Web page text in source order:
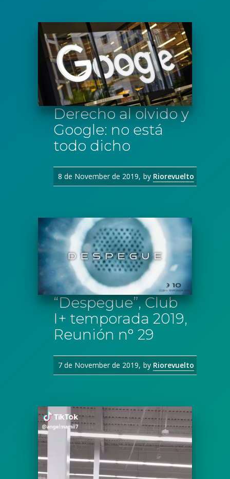
Derecho al olvido y
Google: no está
todo dicho
8 de November de 2019 by Riorevuelto
“Despegue”, Club
I+ temporada 2019,
Reunión n° 29
7 de November de 2019 by Riorevuelto